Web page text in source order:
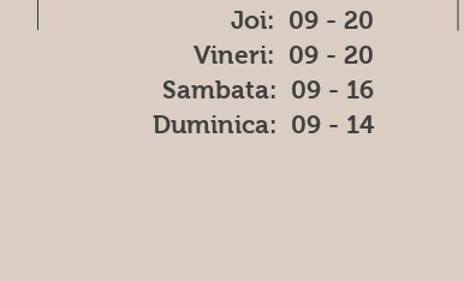
Joi: 09 - 20
Vineri: 09 - 20
​​Sambata: 09 - 16
​Duminica: 09 - 14